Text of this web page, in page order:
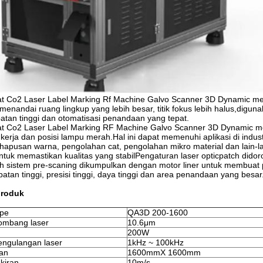
Co2 Laser Label Marking Rf Machine Galvo Scanner 3D Dynamic
ruang lingkup yang lebih besar, titik fokus lebih
tinggi dan otomatisasi penandaan yang tepat.
Co2 Laser Label Marking RF Machine Galvo Scanner 3D Dynamic
dan posisi lampu merah.Hal ini dapat memenuhi aplikasi di
warna, pengolahan cat, pengolahan mikro material dan
memastikan kualitas yang stabilPengaturan laser opticpatch
sistem pre-scaning dikumpulkan dengan motor liner untuk
tinggi, presisi tinggi, daya tinggi dan area penandaan yang
QA3D 200-1600
laser
10.6μm
200W
laser
1kHz ~ 100kHz
1600mmX 1600mm